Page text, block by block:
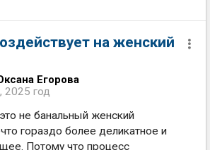
на женский
Егорова
2025 год
не банальный женский
гораздо более деликатное и
Потому что процесс